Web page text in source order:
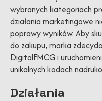
wybranych kategoriach
działania marketingowe
poprawy wyników. Aby
do zakupu, marka
DigitalFMCG i
unikalnych kodach
Działania